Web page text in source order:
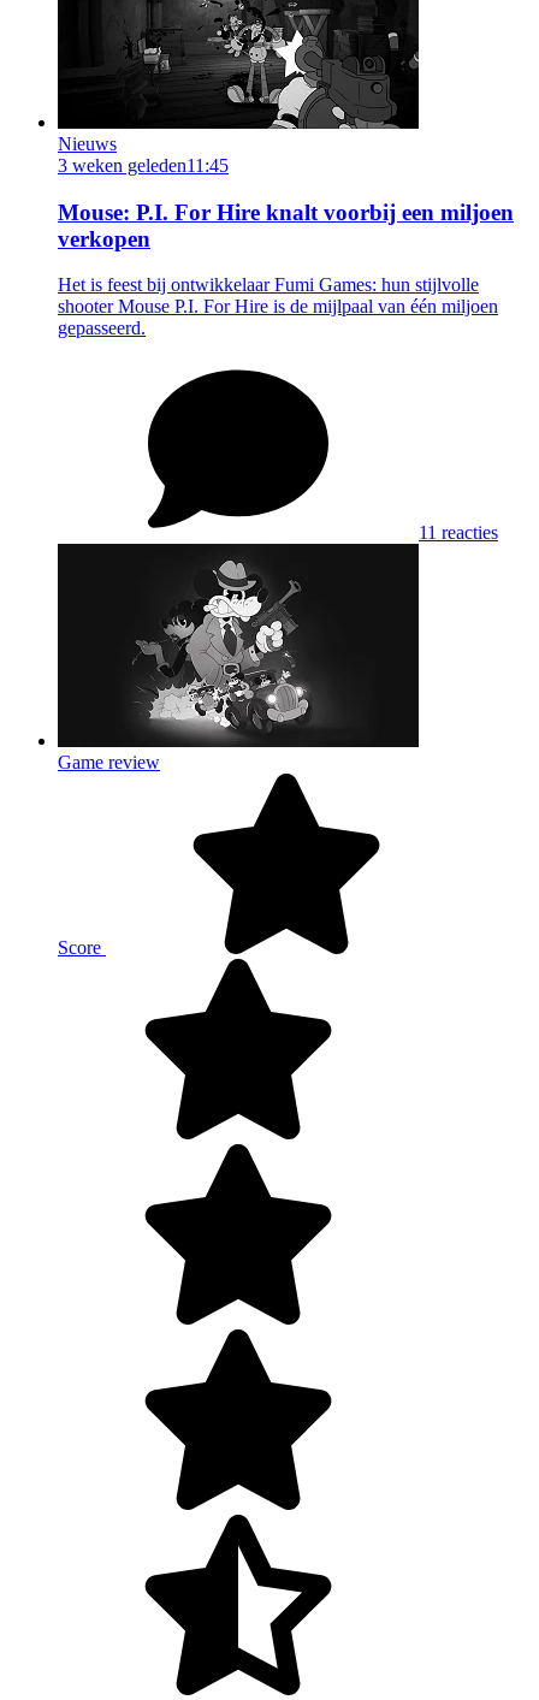
Nieuws
3 weken geleden11:45
Mouse: P.I. For Hire knalt voorbij een miljoen
verkopen
Het is feest bij ontwikkelaar Fumi Games: hun stijlvolle
shooter Mouse P.I. For Hire is de mijlpaal van één miljoen
gepasseerd.
11 reacties
Game review
Score